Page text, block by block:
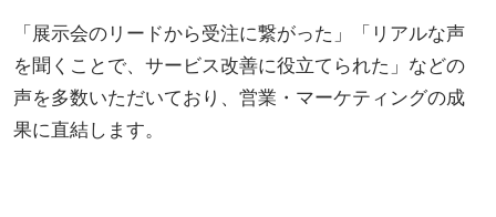
「展示会のリードから受注に繋がった」「リアルな声
を聞くことで、サービス改善に役立てられた」などの
声を多数いただいており、営業・マーケティングの成
果に直結します。